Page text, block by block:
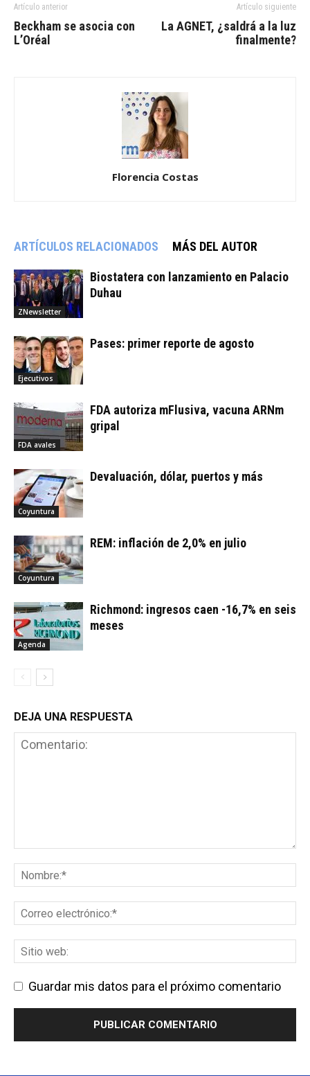
Artículo anterior
Beckham se asocia con
L’Oréal
Artículo siguiente
La AGNET, ¿saldrá a la luz
finalmente?
Florencia Costas
ARTÍCULOS RELACIONADOS MÁS DEL AUTOR
ZNewsletter
Biostatera con lanzamiento en Palacio
Duhau
Ejecutivos
Pases: primer reporte de agosto
FDA avales
FDA autoriza mFlusiva, vacuna ARNm
gripal
Coyuntura
Devaluación, dólar, puertos y más
Coyuntura
REM: inflación de 2,0% en julio
Agenda
Richmond: ingresos caen -16,7% en seis
meses
DEJA UNA RESPUESTA
Guardar mis datos para el próximo comentario